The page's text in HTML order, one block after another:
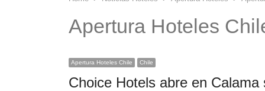
Apertura Hoteles
Apertura Hoteles Chile Chile
Choice Hotels abre en Calama